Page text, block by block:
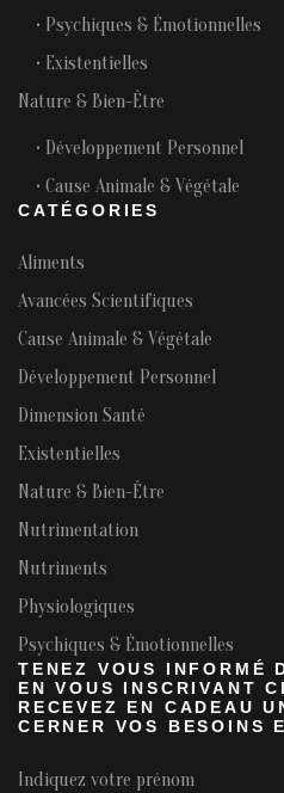
• Psychiques & Émotionnelles
• Existentielles
Nature & Bien-Être
• Développement Personnel
• Cause Animale & Végétale
CATÉGORIES
Aliments
Avancées Scientifiques
Cause Animale & Végétale
Développement Personnel
Dimension Santé
Existentielles
Nature & Bien-Être
Nutrimentation
Nutriments
Physiologiques
Psychiques & Émotionnelles
TENEZ VOUS INFORMÉ
EN VOUS INSCRIVANT
RECEVEZ EN CADEAU
CERNER VOS BESOINS
Indiquez votre prénom